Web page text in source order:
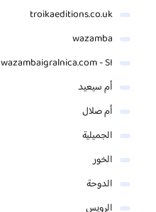
troikaeditions.co.uk
wazamba
wazambaigralnica.com - SI
أم سيعيد
أم صلال
الجميلية
الخور
الدوحة
الرويس